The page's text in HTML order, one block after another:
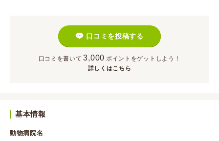
口コミを投稿する
口コミを書いて 3,000 ポイント をゲットしよう！
詳しくはこちら
基本情報
動物病院名